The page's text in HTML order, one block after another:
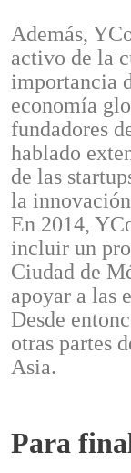
Además,
activo de la
importancia
economía
fundadores
hablado
de las
la
En 2014,
incluir un
Ciudad de
apoyar a las
Desde
otras partes
Asia.
Para